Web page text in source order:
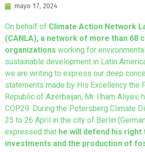
mayo 17, 2024
On behalf of Climate Action Network
(CANLA), a network of more than 68
organizations working for
sustainable development in Latin
we are writing to express our deep
statements made by His Excellency the
Republic of Azerbaijan, Mr. Ilham Aliyev,
COP29. During the Petersberg Climate
25 to 26 April in the city of Berlin
expressed that he will defend his
investments and the production of